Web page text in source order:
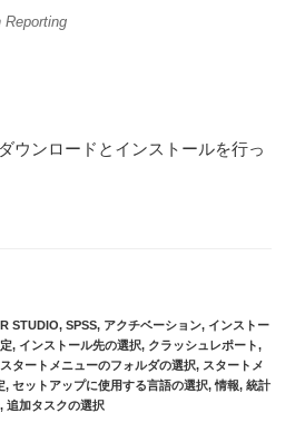
Reporting
ウンロードとインストールを行っ
R STUDIO, SPSS, アクチベーション, インストー
, インストール先の選択, クラッシュレポート,
スタートメニューのフォルダの選択, スタートメ
, セットアップに使用する言語の選択,情報, 統計
, 追加タスクの選択